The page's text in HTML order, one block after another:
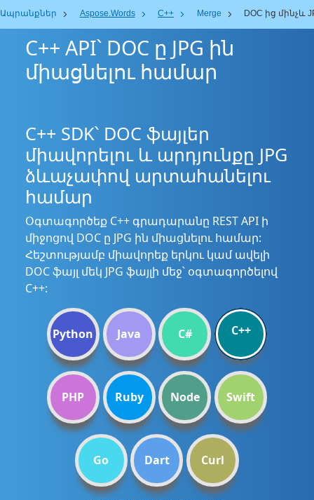
Ապրանքներ Aspose.Words C++ Merge DOC ից մինչև
C++ API՝ DOC ը JPG ին
միացնելու համար
C++ SDK՝ DOC ֆայլեր
միավորելու և արդյունքը JPG
ձևաչափով արտահանելու
համար
Օգտագործեք C++ գրադարանը REST API ի
միջոցով DOC ը JPG ին միացնելու համար:
Հեշտությամբ միավորեք երկու կամ ավելի
DOC ֆայլ մեկ JPG ֆայլի մեջ՝ օգտագործելով
C++:
Python Java C# C++
PHP Ruby Node Swift
Go Dart Curl